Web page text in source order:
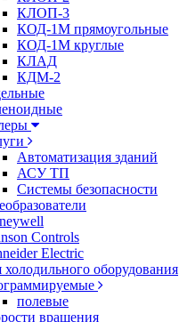
КЛОП-3
КОД-1М прямоугольные
КОД-1М круглые
КЛАД
КДМ-2
Автоматизация зданий
АСУ ТП
Системы безопасности
Controls
Electric
холодильного оборудования
полевые
вращения